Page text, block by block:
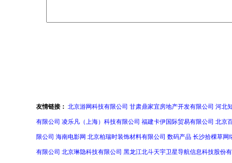
友情链接： 北京游网科技有限公司 甘肃鼎家宜房地产开发有限公司 河北
有限公司 凌乐凡（上海）科技有限公司 福建卡伊国际贸易有限公司 北京
限公司 海南电影网 北京柏瑞时装饰材料有限公司 数码产品 长沙拾棵草网
有限公司 北京琳隐科技有限公司 黑龙江北斗天宇卫星导航信息科技股份